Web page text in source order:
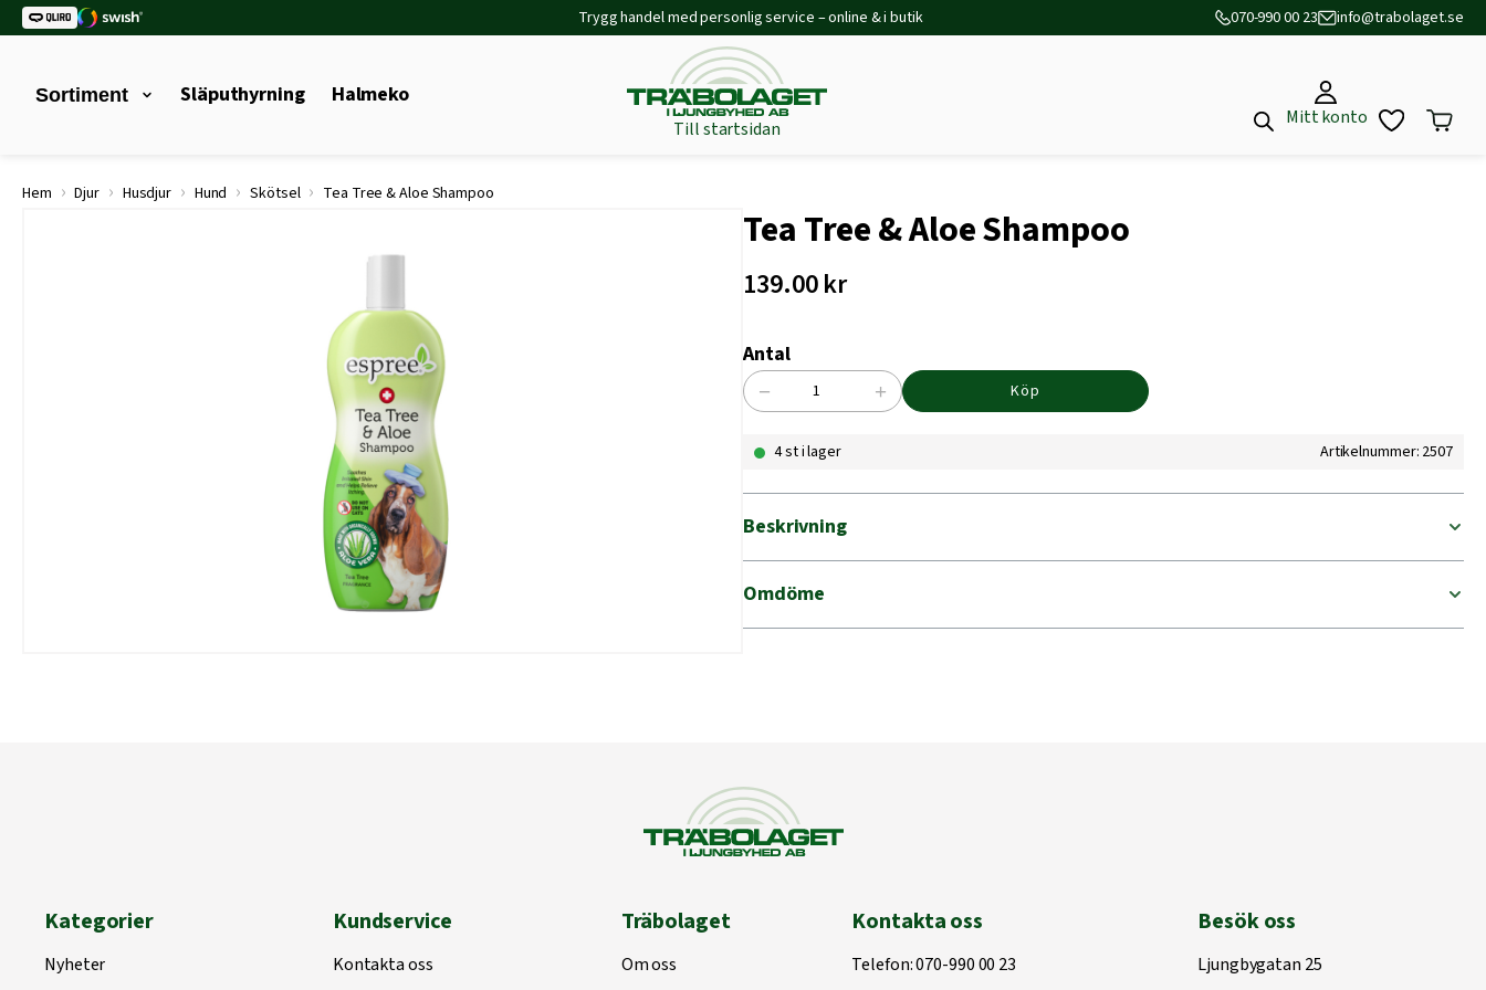
Trygg handel med personlig service – online & i butik 070-990 00 23 info@trabolaget.se
Sortiment Släputhyrning Halmeko
Till startsidan
Mitt konto
Hem › Djur › Husdjur › Hund › Skötsel › Tea Tree & Aloe Shampoo
Tea Tree & Aloe Shampoo
139.00kr
Antal
Tea
Shampoo
mängd
− + Köp
4 st i lager Artikelnummer: 2507
Beskrivning
Omdöme
Kategorier
Nyheter
Kundservice
Kontakta oss
Träbolaget
Om oss
Kontakta oss
Telefon:070-990 00 23
Besök oss
Ljungbygatan 25